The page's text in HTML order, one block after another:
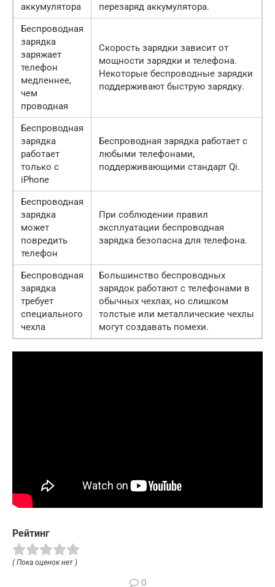
аккумулятора
перезаряд аккумулятора.
Беспроводная
зарядка
заряжает
телефон
медленнее,
чем
проводная
Скорость зарядки зависит от
мощности зарядки и телефона.
Некоторые беспроводные зарядки
поддерживают быструю зарядку.
Беспроводная
зарядка
работает
только с
iPhone
Беспроводная зарядка работает с
любыми телефонами,
поддерживающими стандарт Qi.
Беспроводная
зарядка
может
повредить
телефон
При соблюдении правил
эксплуатации беспроводная
зарядка безопасна для телефона.
Беспроводная
зарядка
требует
специального
чехла
Большинство беспроводных
зарядок работают с телефонами в
обычных чехлах, но слишком
толстые или металлические чехлы
могут создавать помехи.
Рейтинг
( Пока оценок нет )
0